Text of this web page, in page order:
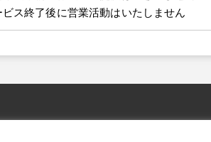
ビス終了後に営業活動はいたしません